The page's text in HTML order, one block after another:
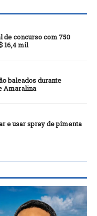
de concurso com 750
16,4 mil
baleados durante
Amaralina
e usar spray de pimenta